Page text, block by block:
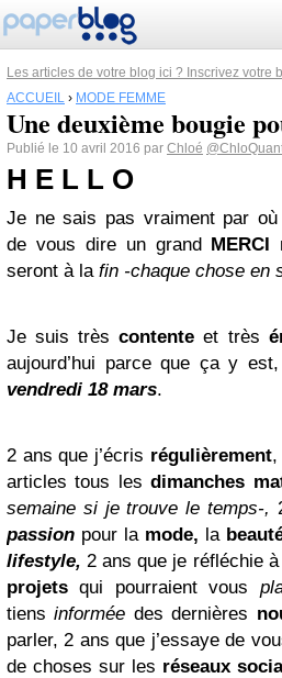
Les articles de votre blog ici ? Inscrivez votre
ACCUEIL › MODE FEMME
Une deuxième bougie
Publié le 10 avril 2016 par Chloé
H E L L O
Je ne sais pas vraiment par où
de vous dire un grand MERCI
seront à la fin -chaque chose en
Je suis trèscontente et très
aujourd’hui parce que ça y
vendredi 18 mars.
2 ans que j’écris régulièrement,
articles tous lesdimanches
semaine si je trouve le temps-,
passion pour la mode, la
lifestyle, 2 ans que je réfléchie
projets qui pourraient vous
tiensinformée des dernières
parler, 2 ans que j’essaye de
de choses sur les réseaux